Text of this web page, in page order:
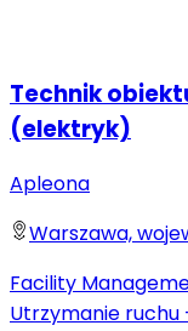
Technik
(elektryk)
Apleona
Warszawa,
Facility
Utrzymanie